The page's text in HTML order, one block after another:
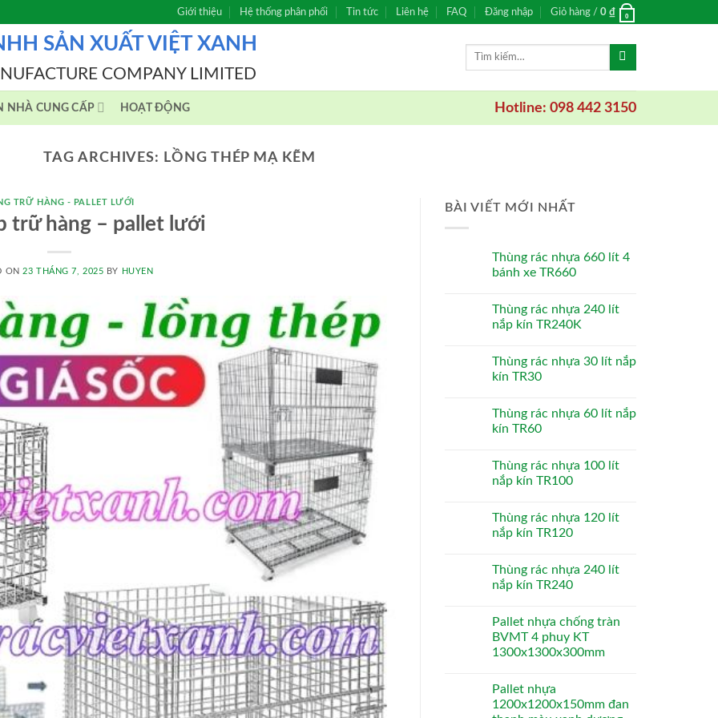
Giới thiệu Hệ thống phân phối Tin tức Liên hệ FAQ Đăng nhập Giỏ hàng / 0 ₫ 0
SẢN XUẤT VIỆT XANH
COMPANY LIMITED
Tìm
NHÀ CUNG CẤP HOẠT ĐỘNG Hotline: 098 442 3150
TAG ARCHIVES: LỒNG THÉP MẠ KẼM
TRỮ HÀNG - PALLET LƯỚI
trữ hàng – pallet lưới
ON23 THÁNG 7, 2025 BY HUYEN
BÀI VIẾT MỚI NHẤT
Thùng rác nhựa 660 lít 4
bánh xe TR660
Thùng rác nhựa 240 lít
nắp kín TR240K
Thùng rác nhựa 30 lít nắp
kín TR30
Thùng rác nhựa 60 lít nắp
kín TR60
Thùng rác nhựa 100 lít
nắp kín TR100
Thùng rác nhựa 120 lít
nắp kín TR120
Thùng rác nhựa 240 lít
nắp kín TR240
Pallet nhựa chống tràn
BVMT 4 phuy KT
1300x1300x300mm
Pallet nhựa
1200x1200x150mm đan